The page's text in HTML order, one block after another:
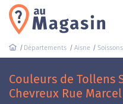
Départements Aisne Soissons
Couleurs de Tollens
Chevreux Rue